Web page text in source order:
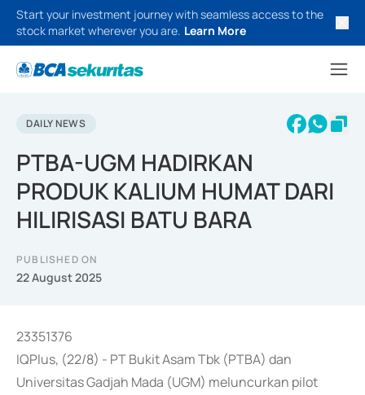
Start your investment journey with seamless access to the
stock market wherever you are. Learn More
DAILY NEWS
PTBA-UGM HADIRKAN
PRODUK KALIUM HUMAT DARI
HILIRISASI BATU BARA
PUBLISHED ON
22 August 2025
23351376
IQPlus, (22/8) - PT Bukit Asam Tbk (PTBA) dan
Universitas Gadjah Mada (UGM) meluncurkan pilot